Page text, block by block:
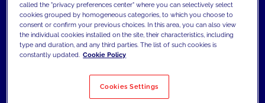
interdisziplinärer, agiler Prozesse steigern
wir die Entwicklungsgeschwindigkeit und -
qualität signifikant. Wir entwickeln ein
Streaming-Portal, und stärken so die
Position des ZDF als digitale
Leuchtturmmarke. Gleichzeitig
called the "privacy preferences center" where you can selectively select
cookies grouped by homogeneous categories, to which you choose to
consent or confirm your previous choices. In this area, you can also view
the individual cookies installed on the site, their characteristics, including
type and duration, and any third parties. The list of such cookies is
constantly updated. Cookie Policy
Cookies Settings